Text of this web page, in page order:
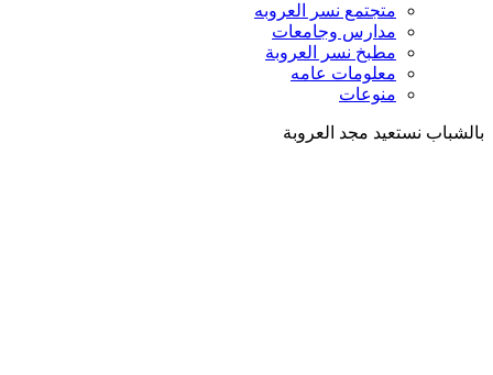
متجتمع نسر العروبه
مدارس وجامعات
مطبخ نسر العروبة
معلومات عامه
منوعات
بالشباب نستعيد مجد العروبة